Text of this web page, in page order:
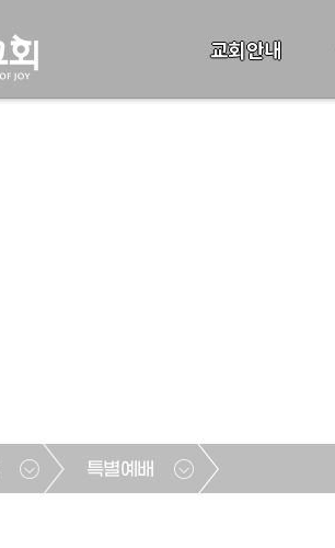
교회안내
특별예배